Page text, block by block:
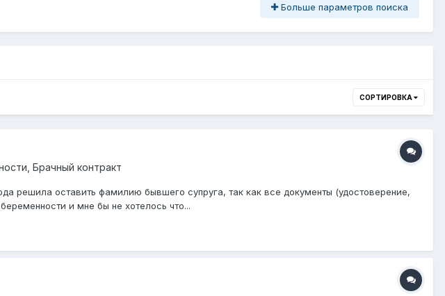
Больше параметров поиска
СОРТИРОВКА
Брачный контракт
решила оставить фамилию бывшего супруга, так как все документы (удостоверение,
и мне бы не хотелось что...